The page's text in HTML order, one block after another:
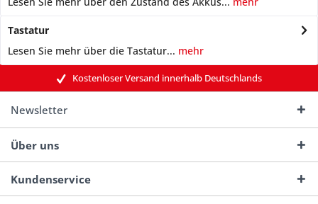
Tastatur
Lesen Sie mehr über die Tastatur... mehr
Kostenloser Versand innerhalb Deutschlands
Newsletter
Über uns
Kundenservice